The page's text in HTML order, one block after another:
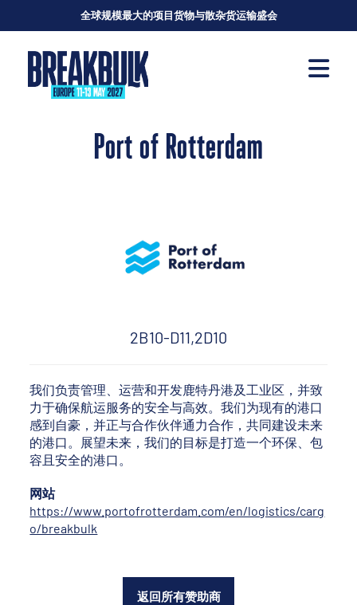
全球规模最大的项目货物与散杂货运输盛会
Port of Rotterdam
2B10-D11,2D10
我们负责管理、运营和开发鹿特丹港及工业区，并致
力于确保航运服务的安全与高效。我们为现有的港口
感到自豪，并正与合作伙伴通力合作，共同建设未来
的港口。展望未来，我们的目标是打造一个环保、包
容且安全的港口。
网站
https://www.portofrotterdam.com/en/logistics/carg
o/breakbulk
返回所有赞助商